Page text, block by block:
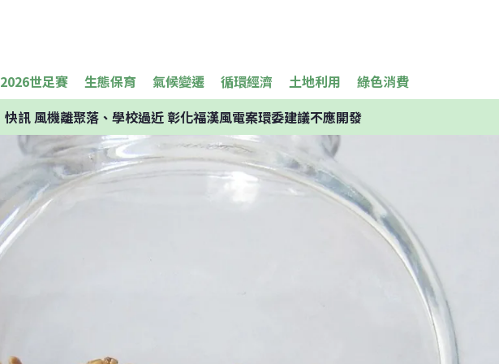
2026世足賽 生態保育 氣候變遷 循環經濟 土地利用 綠色消費
快訊風機離聚落、學校過近 彰化福漢風電案環委建議不應開發